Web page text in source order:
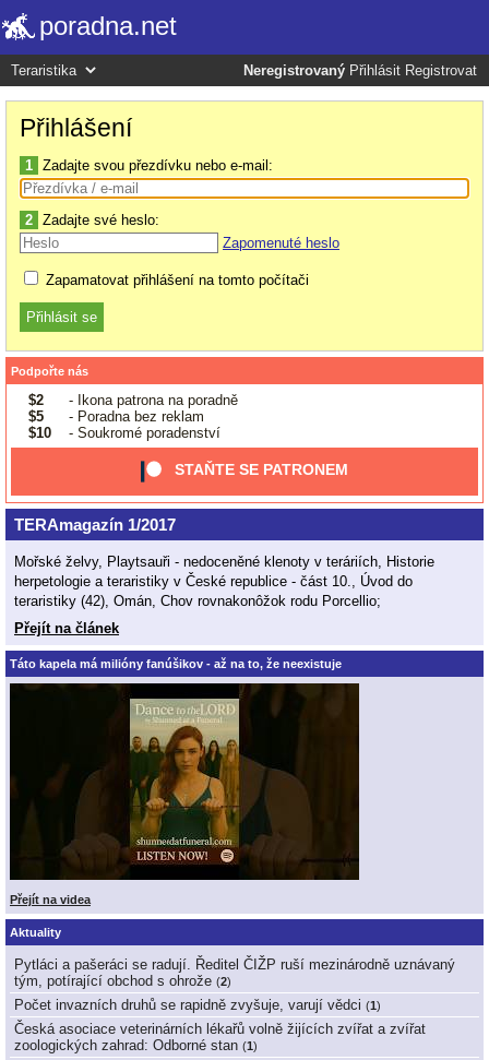
poradna.net
Neregistrovaný Přihlásit Registrovat
Přihlášení
1 Zadajte svou přezdívku nebo e-mail:
2 Zadajte své heslo:
Zapomenuté heslo
Zapamatovat přihlášení na tomto počítači
Podpořte nás
$2
- Ikona patrona na poradně
$5
- Poradna bez reklam
$10
- Soukromé poradenství
STAŇTE SE PATRONEM
TERAmagazín 1/2017
Mořské želvy, Playtsauři - nedoceněné klenoty v teráriích, Historie
herpetologie a teraristiky v České republice - část 10., Úvod do
teraristiky (42), Omán, Chov rovnakonôžok rodu Porcellio;
Přejít na článek
Táto kapela má milióny fanúšikov - až na to, že neexistuje
Přejít na videa
Aktuality
Pytláci a pašeráci se radují. Ředitel ČIŽP ruší mezinárodně uznávaný
tým, potírající obchod s ohrože (2)
Počet invazních druhů se rapidně zvyšuje, varují vědci (1)
Česká asociace veterinárních lékařů volně žijících zvířat a zvířat
zoologických zahrad: Odborné stan (1)